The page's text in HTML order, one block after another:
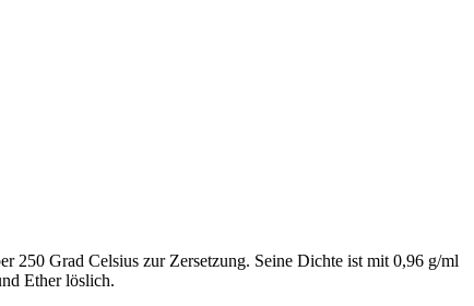
250 Grad Celsius zur Zersetzung. Seine Dichte ist mit 0,96 g/ml
Ether löslich.